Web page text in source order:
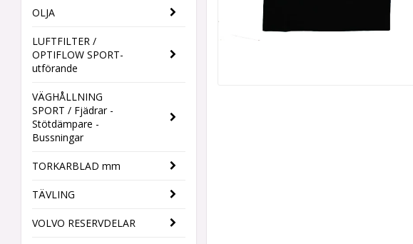
OLJA
LUFTFILTER /
OPTIFLOW SPORT-
utförande
VÄGHÅLLNING
SPORT / Fjädrar -
Stötdämpare -
Bussningar
TORKARBLAD mm
TÄVLING
VOLVO RESERVDELAR